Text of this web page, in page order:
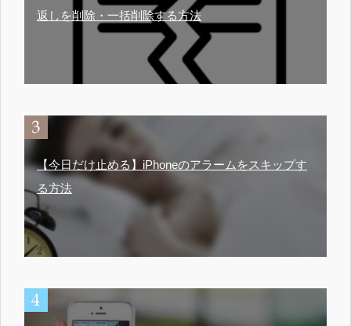
返しを削除・一括削除する方法
【今日だけ止める】iPhoneのアラームをスキップす
る方法